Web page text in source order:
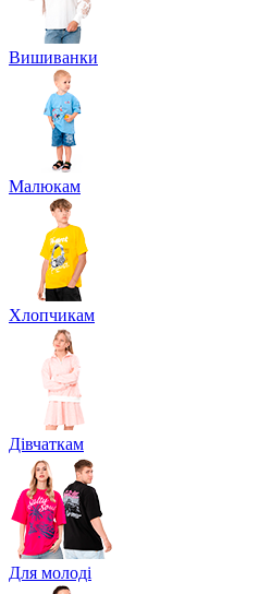
Вишиванки
Малюкам
Хлопчикам
Дівчаткам
Для молоді